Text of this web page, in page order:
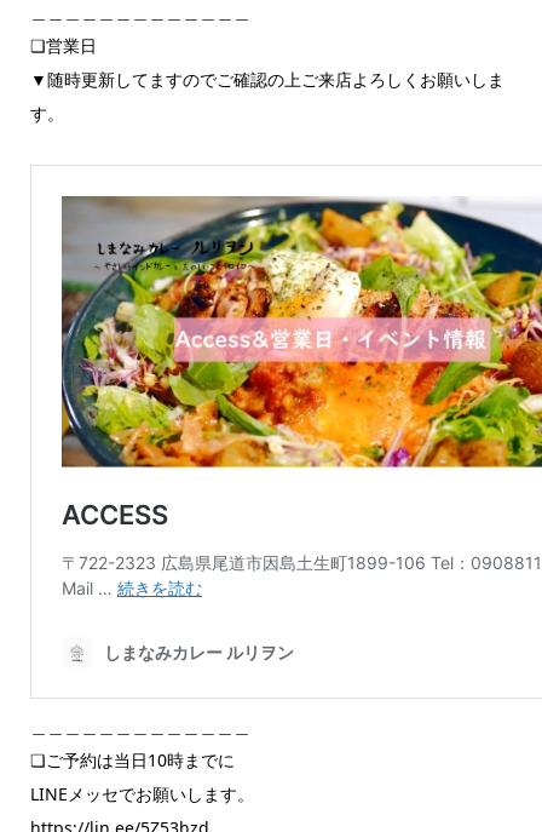
❏営業日
▼随時更新してますのでご確認の上ご来店よろしくお願いしま
す。
❏ご予約は当日10時までに
LINEメッセでお願いします。